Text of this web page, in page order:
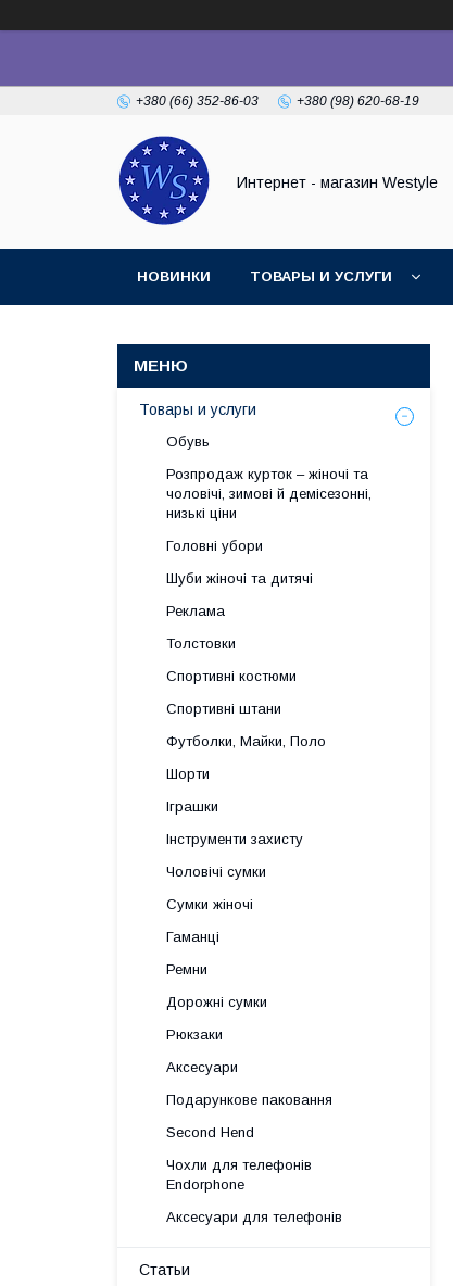
+380 (66) 352-86-03 +380 (98) 620-68-19
Интернет - магазин Westyle
НОВИНКИ ТОВАРЫ И УСЛУГИ
Товары и услуги
Обувь
Розпродаж курток – жіночі та
чоловічі, зимові й демісезонні,
низькі ціни
Головні убори
Шуби жіночі та дитячі
Реклама
Толстовки
Спортивні костюми
Спортивні штани
Футболки, Майки, Поло
Шорти
Іграшки
Інструменти захисту
Чоловічі сумки
Сумки жіночі
Гаманці
Ремни
Дорожні сумки
Рюкзаки
Аксесуари
Подарункове паковання
Second Hend
Чохли для телефонів
Endorphone
Аксесуари для телефонів
Статьи